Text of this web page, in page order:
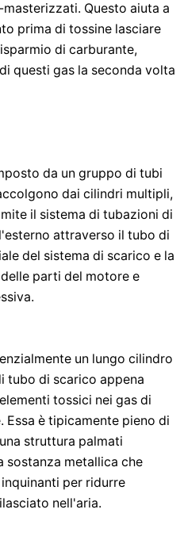
Questo aiuta a
prima di tossine lasciare
di carburante,
questi gas la seconda volta
da un gruppo di tubi
dai cilindri multipli,
il sistema di tubazioni di
attraverso il tubo di
del sistema di scarico e la
parti del motore e
un lungo cilindro
tubo di scarico appena
tossici nei gas di
è tipicamente pieno di
struttura palmati
sostanza metallica che
per ridurre
nell'aria.